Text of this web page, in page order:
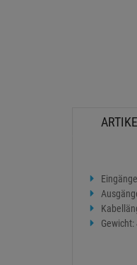
Gewicht: